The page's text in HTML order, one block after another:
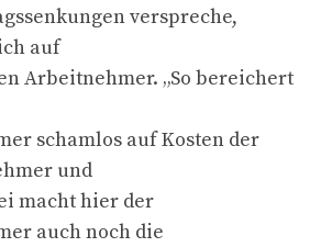
verspreche,
auf
Arbeitnehmer. „So bereichert
schamlos auf Kosten der
und
macht hier der
auch noch die